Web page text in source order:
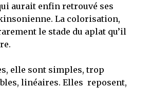
aurait enfin retrouvé ses
La colorisation,
le stade du aplat qu’il
elle sont simples, trop
linéaires. Elles reposent,